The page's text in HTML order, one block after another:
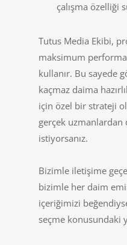
çalışma özelliği
Tutus Media Ekibi,
maksimum
kullanır. Bu sayede
kaçmaz daima
için özel bir strateji
gerçek uzmanlardan
istiyorsanız.
Bizimle iletişime
bizimle her daim
içeriğimizi
seçme konusundaki